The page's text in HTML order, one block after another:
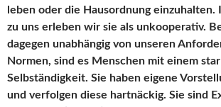
leben oder die Hausordnung einzuhalten.
zu uns erleben wir sie als unkooperativ.
dagegen unabhängig von unseren
Normen, sind es Menschen mit einem
Selbständigkeit. Sie haben eigene
und verfolgen diese hartnäckig. Sie sind